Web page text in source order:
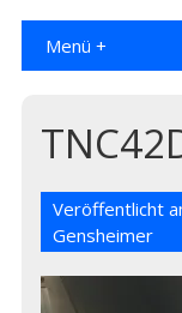
Menü +
Veröffentlicht
Gensheimer